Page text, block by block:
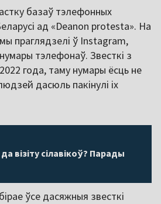
базаў тэлефонных
ад «Deanon protesta». На
мы праглядзелі ў Instagram,
тэлефонаў. Звесткі з
года, таму нумары ёсць не
дасюль пакінулі іх
візіту сілавікоў? Парады
ўсе дасяжныя звесткі